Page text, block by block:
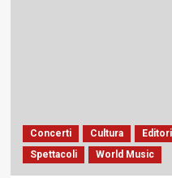
la
sua
performance
Concerti Cultura
Spettacoli
World Music